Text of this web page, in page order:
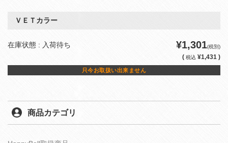
ＶＥＴカラー
在庫状態 : 入荷待ち ¥1,301(税別)
( 税込 ¥1,431 )
只今お取扱い出来ません
商品カテゴリ